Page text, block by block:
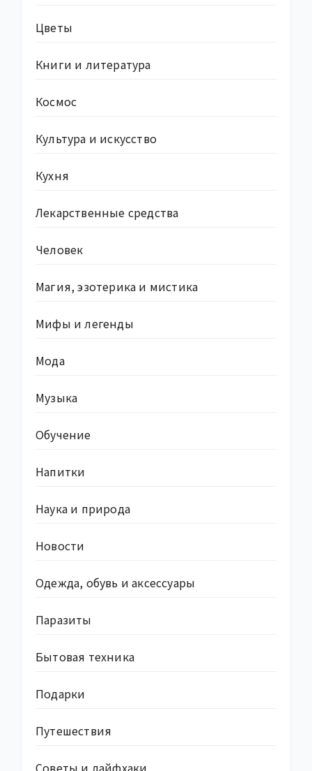
Цветы
Книги и литература
Космос
Культура и искусство
Кухня
Лекарственные средства
Человек
Магия, эзотерика и мистика
Мифы и легенды
Мода
Музыка
Обучение
Напитки
Наука и природа
Новости
Одежда, обувь и аксессуары
Паразиты
Бытовая техника
Подарки
Путешествия
Советы и лайфхаки